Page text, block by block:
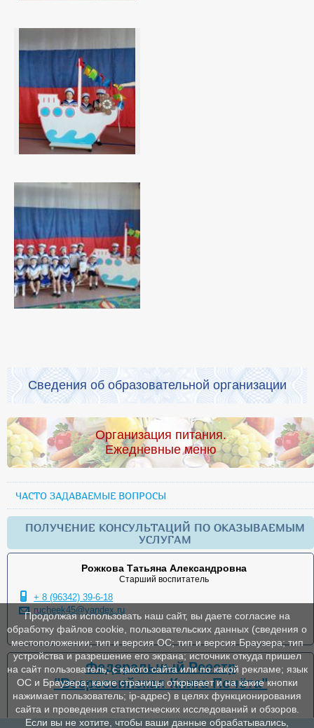
Сведения об образовательной организации
Организация питания.
Ежедневные меню
ЧАСТО ЗАДАВАЕМЫЕ ВОПРОСЫ
ПОЛУЧЕНИЕ КОНСУЛЬТАЦИЙ ПО ОКАЗЫВАЕМЫМ
УСЛУГАМ
Рожкова Татьяна Александровна
Старший воспитатель
+ 8 (96342) 39-6-18
rucheek45@yandex.ru
Федеральный Реестр
"Всероссийская Книга Почёта"
Продолжая использовать наш сайт, вы даете согласие на
обработку файлов cookie, пользовательских данных (сведения о
местоположении; тип и версия ОС; тип и версия Браузера; тип
устройства и разрешение его экрана; источник откуда пришел
на сайт пользователь; с какого сайта или по какой рекламе; язык
ОС и Браузера; какие страницы открывает и на какие кнопки
нажимает пользователь; ip-адрес) в целях функционирования
сайта и проведения статистических исследований и обзоров.
Если вы не хотите, чтобы ваши данные обрабатывались,